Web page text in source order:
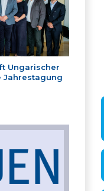
Ungarischer
Jahrestagung